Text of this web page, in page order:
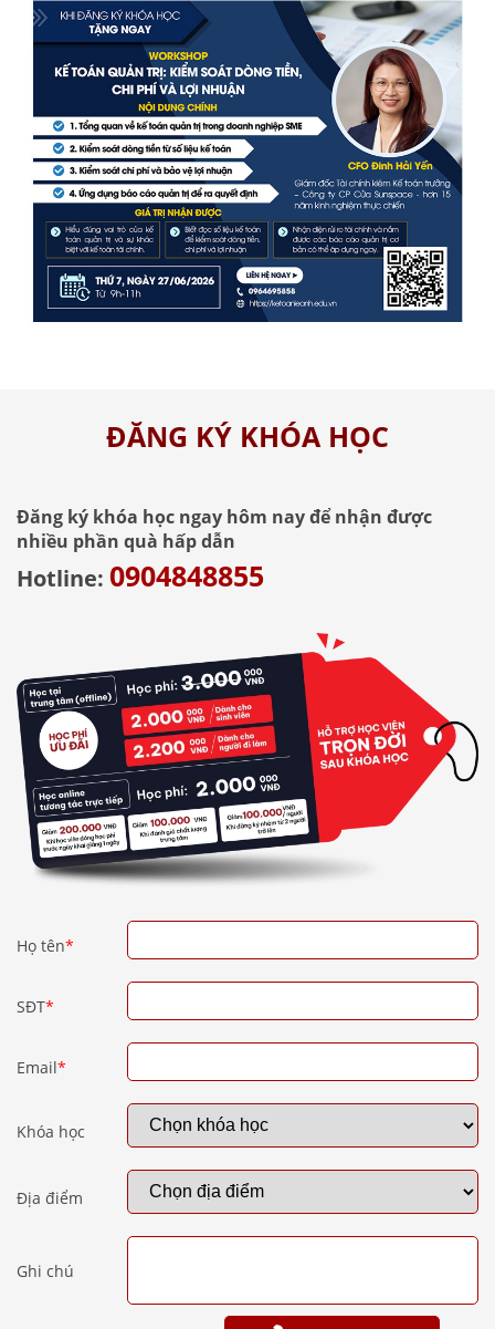
ĐĂNG KÝ KHÓA HỌC
Đăng ký khóa học ngay hôm nay để nhận được
nhiều phần quà hấp dẫn
Hotline: 0904848855
Họ tên*
SĐT*
Email*
Khóa học
Địa điểm
Ghi chú